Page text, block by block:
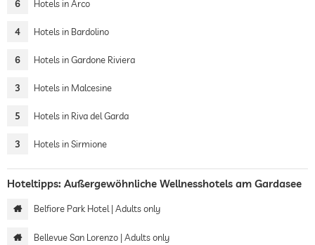
6 Hotels in Arco
4 Hotels in Bardolino
6 Hotels in Gardone Riviera
3 Hotels in Malcesine
5 Hotels in Riva del Garda
3 Hotels in Sirmione
Hoteltipps: Außergewöhnliche Wellnesshotels am Gardasee
Belfiore Park Hotel | Adults only
Bellevue San Lorenzo | Adults only